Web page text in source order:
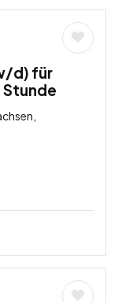
d) für